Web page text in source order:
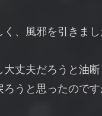
、風邪を引きまし
丈夫だろうと油断
うと思ったので